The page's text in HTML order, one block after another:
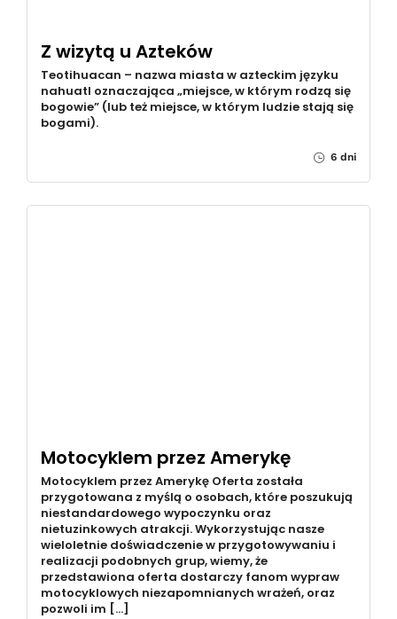
Z wizytą u Azteków
Teotihuacan – nazwa miasta w azteckim języku
nahuatl oznaczająca „miejsce, w którym rodzą się
bogowie” (lub też miejsce, w którym ludzie stają się
bogami).
6 dni
Motocyklem przez Amerykę
Motocyklem przez Amerykę Oferta została
przygotowana z myślą o osobach, które poszukują
niestandardowego wypoczynku oraz
nietuzinkowych atrakcji. Wykorzystując nasze
wieloletnie doświadczenie w przygotowywaniu i
realizacji podobnych grup, wiemy, że
przedstawiona oferta dostarczy fanom wypraw
motocyklowych niezapomnianych wrażeń, oraz
pozwoli im […]